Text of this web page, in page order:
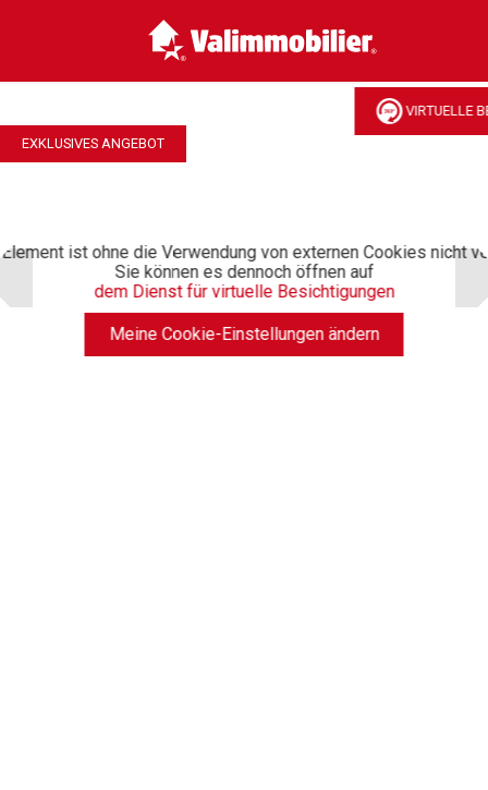
VIRTUELLE
ist ohne die Verwendung von externen Cookies nicht
Sie können es dennoch öffnen auf
dem Dienst für virtuelle Besichtigungen
Meine Cookie-Einstellungen ändern
EXKLUSIVES ANGEBOT